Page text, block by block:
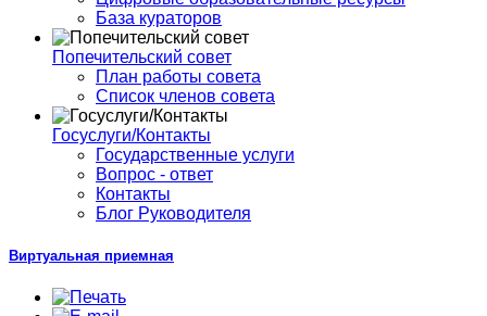
База кураторов
Попечительский совет
План работы совета
Список членов совета
Госуслуги/Контакты
Государственные услуги
Вопрос - ответ
Контакты
Блог Руководителя
Виртуальная приемная